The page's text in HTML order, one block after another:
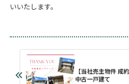
いいたします。
【当社売主物件 成
中古一戸建て